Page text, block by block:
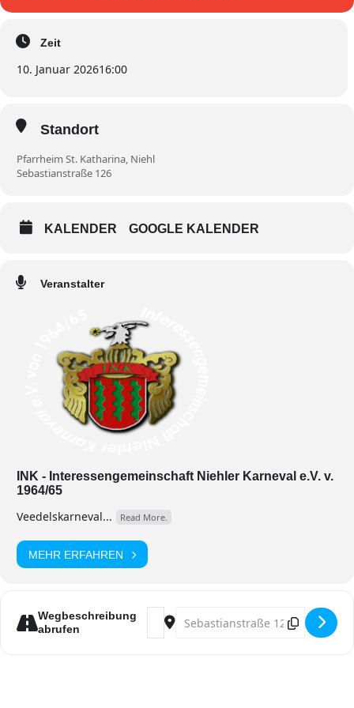
Zeit
10. Januar 202616:00
Standort
Pfarrheim St. Katharina, Niehl
Sebastianstraße 126
KALENDER GOOGLE KALENDER
Veranstalter
INK - Interessengemeinschaft Niehler Karneval e.V. v.
1964/65
Veedelskarneval... Read More.
MEHR ERFAHREN
Wegbeschreibung
abrufen
Address - Karnevalssitzung mit
Destination Address -